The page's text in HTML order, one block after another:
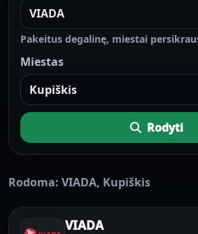
Pakeitus degalinę, miestai
Miestas
Rodyti
Rodoma: VIADA, Kupiškis
VIADA